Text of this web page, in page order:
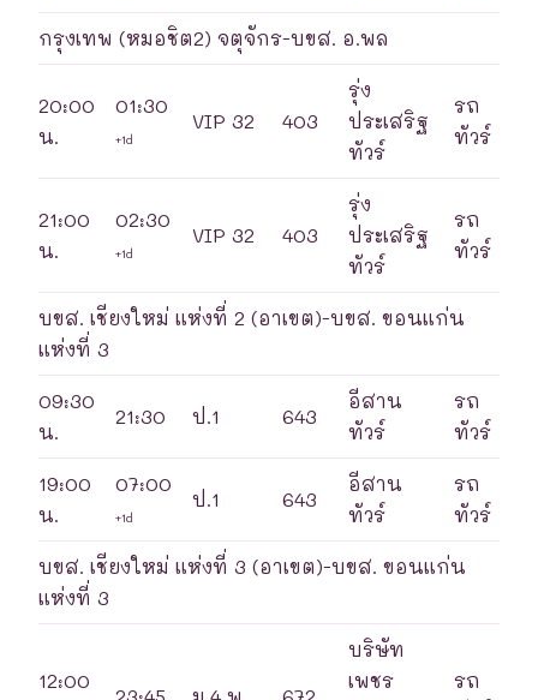
กรุงเทพ (หมอชิต2) จตุจักร-บขส. อ.พล
20:00
น.
01:30
+1d
VIP 32 403
รุ่ง
ประเสริฐ
ทัวร์
รถ
ทัวร์
21:00
น.
02:30
+1d
VIP 32 403
รุ่ง
ประเสริฐ
ทัวร์
รถ
ทัวร์
บขส. เชียงใหม่ แห่งที่ 2 (อาเขต)-บขส. ขอนแก่น
แห่งที่ 3
09:30
น.
21:30 ป.1 643
อีสาน
ทัวร์
รถ
ทัวร์
19:00
น.
07:00
+1d
ป.1 643
อีสาน
ทัวร์
รถ
ทัวร์
บขส. เชียงใหม่ แห่งที่ 3 (อาเขต)-บขส. ขอนแก่น
แห่งที่ 3
12:00
บริษัท
เพชร
รถ